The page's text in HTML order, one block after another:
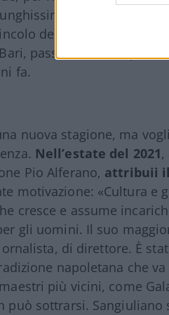
esperienza e
del Porto vecchio di
passando
fa.
nuova stagione, ma
Nell’estate del 2021,
Pio Alferano, attribuii il
motivazione: «Cultura e
cresce e assume
gli uomini. Il suo
di direttore. È
napoletana che
più vicini, come
può sottrarsi.